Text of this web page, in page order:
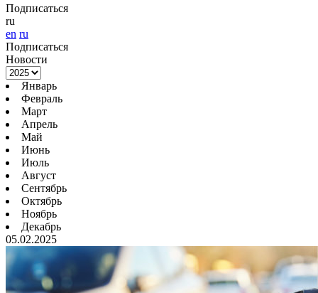
Подписаться
ru
en ru
Подписаться
Новости
Январь
Февраль
Март
Апрель
Май
Июнь
Июль
Август
Сентябрь
Октябрь
Ноябрь
Декабрь
05.02.2025